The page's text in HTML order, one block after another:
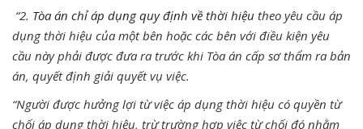
“2. Tòa án chỉ áp dụng quy định về thời hiệu theo yêu cầu áp
dụng thời hiệu của một bên hoặc các bên với điều kiện yêu
cầu này phải được đưa ra trước khi Tòa án cấp sơ thẩm ra bản
án, quyết định giải quyết vụ việc.
“Người được hưởng lợi từ việc áp dụng thời hiệu có quyền từ
chối áp dụng thời hiệu, trừ trường hợp việc từ chối đó nhằm